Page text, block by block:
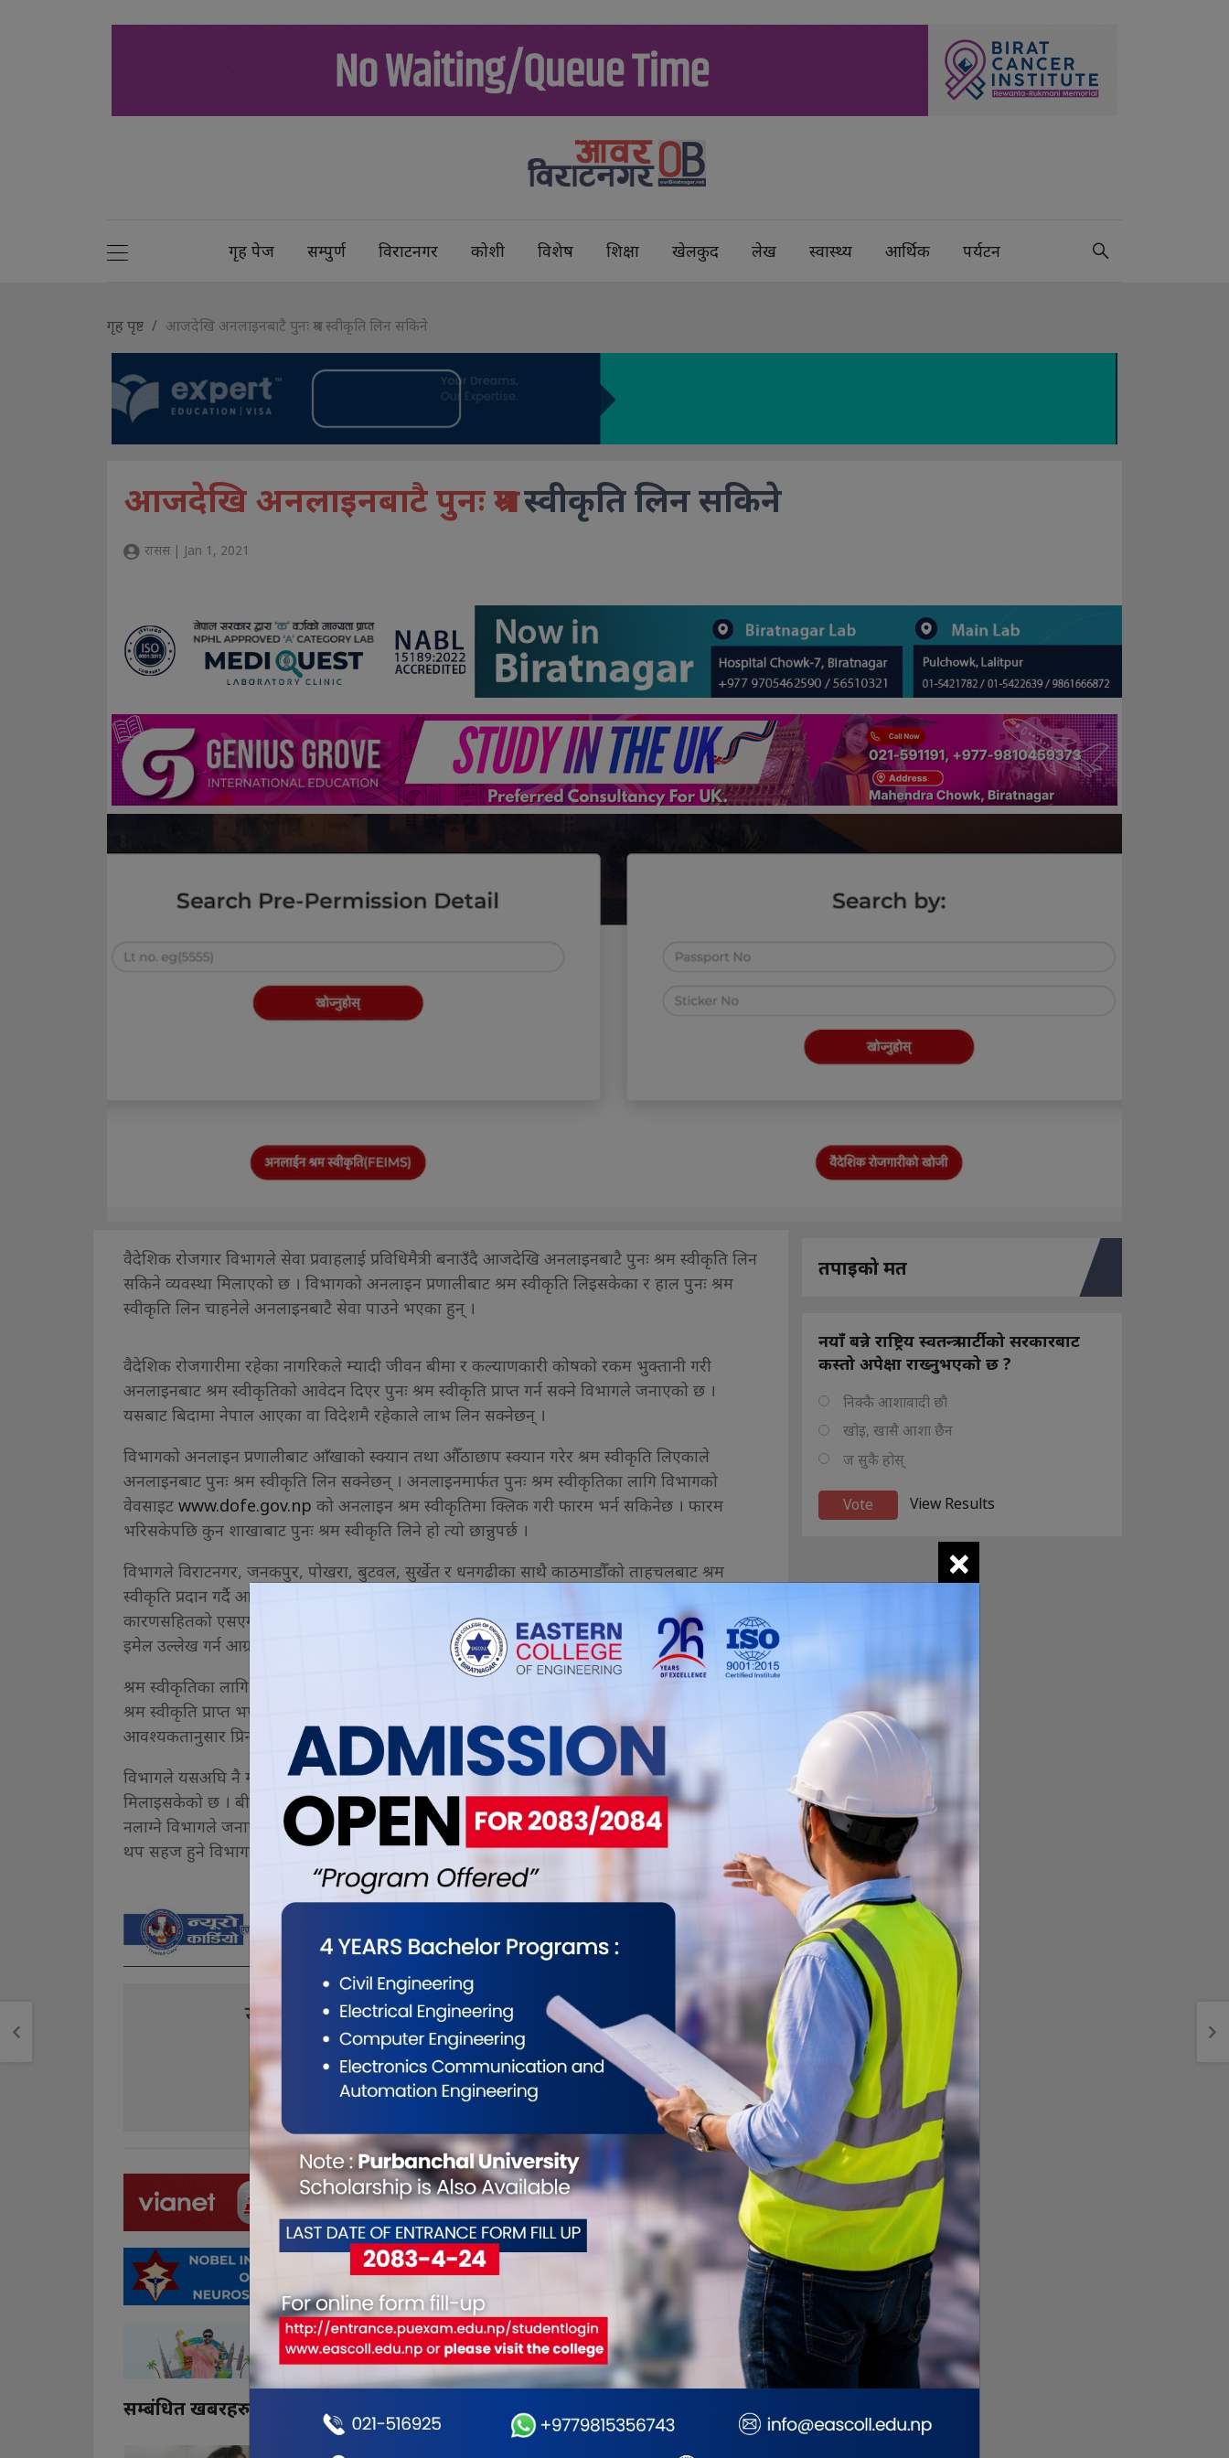
गृह पेज सम्पुर्ण विराटनगर कोशी विशेष शिक्षा खेलकुद लेख स्वास्थ्य आर्थिक पर्यटन
गृह पृष्ट आजदेखि अनलाइनबाटै पुनः श्रम स्वीकृति लिन सकिने
आजदेखि अनलाइनबाटै पुनः श्रमस्वीकृति लिन सकिने
रासस | Jan 1, 2021
वैदेशिक रोजगार विभागले सेवा प्रवाहलाई प्रविधिमैत्री बनाउँदै आजदेखि अनलाइनबाटै पुनः श्रम स्वीकृति लिन
सकिने व्यवस्था मिलाएको छ । विभागको अनलाइन प्रणालीबाट श्रम स्वीकृति लिइसकेका र हाल पुनः श्रम
स्वीकृति लिन चाहनेले अनलाइनबाटै सेवा पाउने भएका हुन् ।
वैदेशिक रोजगारीमा रहेका नागरिकले म्यादी जीवन बीमा र कल्याणकारी कोषको रकम भुक्तानी गरी
अनलाइनबाट श्रम स्वीकृतिको आवेदन दिएर पुनः श्रम स्वीकृति प्राप्त गर्न सक्ने विभागले जनाएको छ ।
यसबाट बिदामा नेपाल आएका वा विदेशमै रहेकाले लाभ लिन सक्नेछन् ।
विभागको अनलाइन प्रणालीबाट आँखाको स्क्यान तथा औँठाछाप स्क्यान गरेर श्रम स्वीकृति लिएकाले
अनलाइनबाट पुनः श्रम स्वीकृति लिन सक्नेछन् । अनलाइनमार्फत पुनः श्रम स्वीकृतिका लागि विभागको
वेवसाइट www.dofe.gov.np को अनलाइन श्रम स्वीकृतिमा क्लिक गरी फारम भर्न सकिनेछ । फारम
भरिसकेपछि कुन शाखाबाट पुनः श्रम स्वीकृति लिने हो त्यो छान्नुपर्छ ।
विभागले विराटनगर, जनकपुर, पोखरा, बुटवल, सुर्खेत र धनगढीका साथै काठमाडौँको ताहचलबाट श्रम
स्वीकृति प्रदान गर्दै आएको छ । श्रम स्वीकृतिका क्रममा कुनै कारणले आवेदन फिर्ता भएमा सोको
कारणसहितको एसएमएस आवेदकको मोबाइल नम्बरमा जानेछ । विभागले फारम भर्दा सही मोबाइल नम्बर,
इमेल उल्लेख गर्न आग्रह गरेको छ ।
श्रम स्वीकृतिका लागि आवेदन गर्दाको ‘युजरनेम’ र ‘पासर्वड’ सुरक्षित राख्न पनि विभागले अनुरोध गरेको छ ।
श्रम स्वीकृति प्राप्त भएपछि आवेदकको इमेलमा श्रम स्वीकृतिको निस्सा प्राप्त हुनेछ । आवेदक आफँैले
आवश्यकतानुसार प्रिन्ट गरेर राख्न सक्ने विभागले जनाएको छ ।
विभागले यसअघि नै म्यादी जीवन बीमा र कल्याणकारी कोषको रकम अनलाइन भुक्तानी गर्ने व्यवस्था
मिलाइसकेको छ । बीमा र कल्याणकारी कोषको रकम अनलाइनबाट भुक्तानी गर्दा कुनै अतिरिक्त शुल्क
नलाग्ने विभागले जनाएको छ । अनलाइन सेवा प्राप्त गर्न कार्यालय उपस्थित भइरहनु नपर्ने हुँदा सेवाग्राहस्लाई
थप सहज हुने विभागले विश्वास लिएको छ ।
यो खबर पढेर तपाईलाई कस्तो महसुस भयो ?
0 0 0
सम्बंधित खबरहरु
तपाइको मत
नयाँ बन्ने राष्ट्रिय स्वतन्त्र पार्टीको सरकारबाट
कस्तो अपेक्षा राख्नुभएको छ ?
निक्कै आशावादी छौ
खोइ, खासै आशा छैन
ज सुकै होस्
View Results
×